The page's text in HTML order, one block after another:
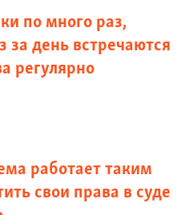
по много раз,
за день встречаются
регулярно
работает таким
свои права в суде